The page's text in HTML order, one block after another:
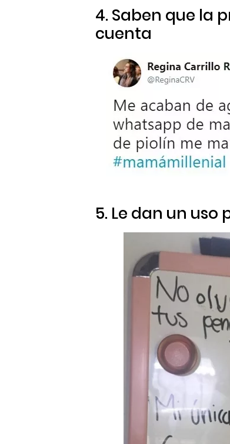
4. Saben que la
cuenta
5. Le dan un uso